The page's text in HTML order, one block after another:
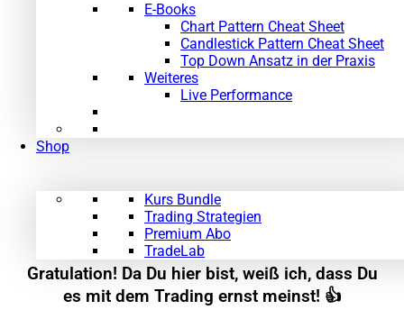
E-Books
Chart Pattern Cheat Sheet
Candlestick Pattern Cheat Sheet
Top Down Ansatz in der Praxis
Weiteres
Live Performance
Shop
Kurs Bundle
Trading Strategien
Premium Abo
TradeLab
Gratulation! Da Du hier bist, weiß ich, dass Du
es mit dem Trading ernst meinst! 👍